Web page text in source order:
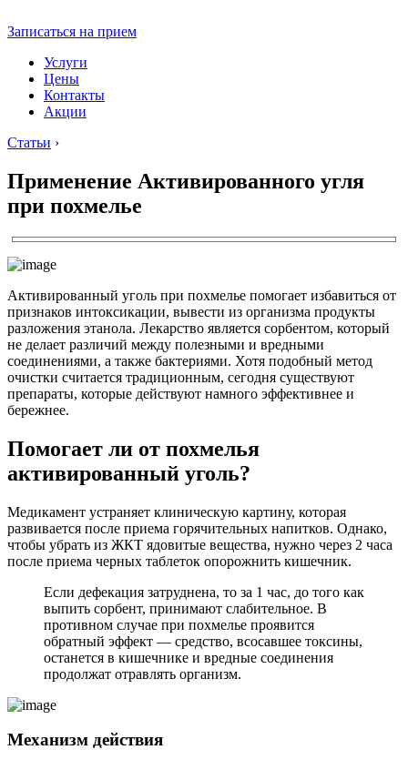
Записаться на прием
Услуги
Цены
Контакты
Акции
Статьи ›
Применение Активированного угля
при похмелье
Активированный уголь при похмелье помогает избавиться от
признаков интоксикации, вывести из организма продукты
разложения этанола. Лекарство является сорбентом, который
не делает различий между полезными и вредными
соединениями, а также бактериями. Хотя подобный метод
очистки считается традиционным, сегодня существуют
препараты, которые действуют намного эффективнее и
бережнее.
Помогает ли от похмелья
активированный уголь?
Медикамент устраняет клиническую картину, которая
развивается после приема горячительных напитков. Однако,
чтобы убрать из ЖКТ ядовитые вещества, нужно через 2 часа
после приема черных таблеток опорожнить кишечник.
Если дефекация затруднена, то за 1 час, до того как
выпить сорбент, принимают слабительное. В
противном случае при похмелье проявится
обратный эффект — средство, всосавшее токсины,
останется в кишечнике и вредные соединения
продолжат отравлять организм.
Механизм действия